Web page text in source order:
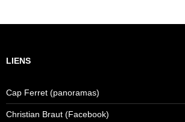
LIENS
Cap Ferret (panoramas)
Christian Braut (Facebook)